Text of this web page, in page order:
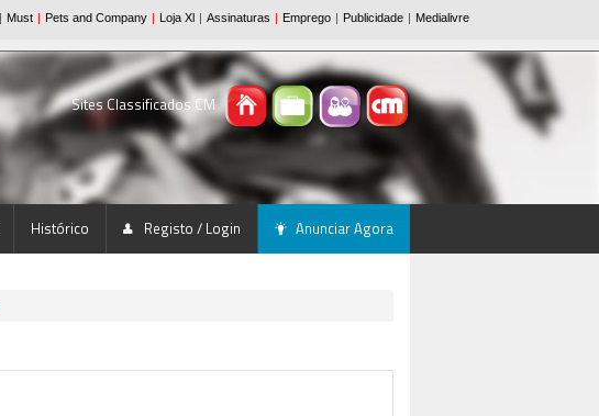
Sites Classificados CM
Histórico Registo / Login Anunciar Agora